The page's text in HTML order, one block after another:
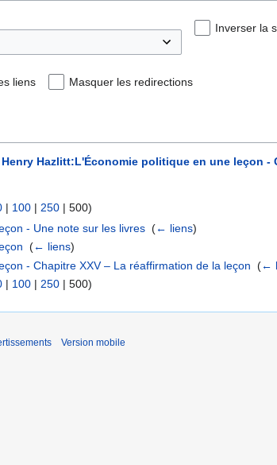
Inverser la
liens Masquer les redirections
Henry Hazlitt:L'Économie politique en une leçon -
| 100 | 250 | 500)
- Une note sur les livres ‎(← liens)
‎(← liens)
- Chapitre XXV – La réaffirmation de la leçon ‎(←
| 100 | 250 | 500)
Version mobile